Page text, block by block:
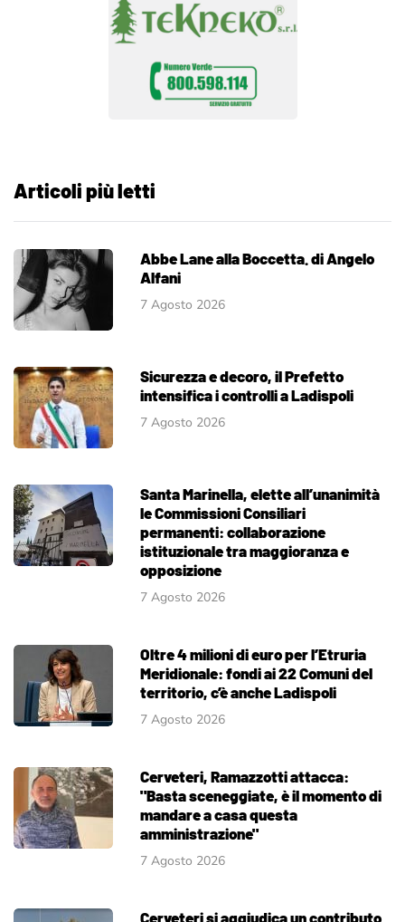
Articoli più letti
Abbe Lane alla Boccetta. di Angelo
Alfani
7 Agosto 2026
Sicurezza e decoro, il Prefetto
intensifica i controlli a Ladispoli
7 Agosto 2026
Santa Marinella, elette all’unanimità
le Commissioni Consiliari
permanenti: collaborazione
istituzionale tra maggioranza e
opposizione
7 Agosto 2026
Oltre 4 milioni di euro per l’Etruria
Meridionale: fondi ai 22 Comuni del
territorio, c’è anche Ladispoli
7 Agosto 2026
Cerveteri, Ramazzotti attacca:
"Basta sceneggiate, è il momento di
mandare a casa questa
amministrazione"
7 Agosto 2026
Cerveteri si aggiudica un contributo